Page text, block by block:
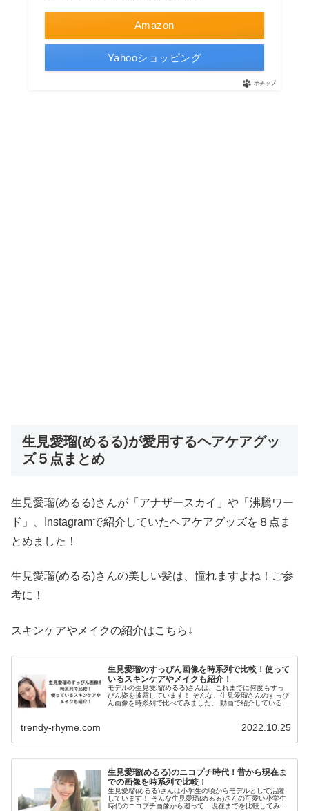
Amazon
Yahooショッピング
ポチップ
生見愛瑠(めるる)が愛用するヘアケアグッ
ズ５点まとめ
生見愛瑠(めるる)さんが「アナザースカイ」や「沸騰ワー
ド」、Instagramで紹介していたヘアケアグッズを８点ま
とめました！
生見愛瑠(めるる)さんの美しい髪は、憧れますよね！ご参
考に！
スキンケアやメイクの紹介はこちら↓
生見愛瑠のすっぴん画像を時系列で比較！使って
いるスキンケアやメイクも紹介！
モデルの生見愛瑠(めるる)さんは、これまでに何度もすっ
ぴん姿を披露しています！ そんな、生見愛瑠さんのすっぴ
ん画像を時系列で比べてみました。 動画で紹介しているス
trendy-rhyme.com 2022.10.25
生見愛瑠(めるる)のニコプチ時代！昔から現在ま
での画像を時系列で比較！
生見愛瑠(めるる)さんは小学生の頃からモデルとして活躍
しています！ そんな生見愛瑠(めるる)さんの可愛い小学生
時代のニコプチ画像から遡って、現在までを比較してみま